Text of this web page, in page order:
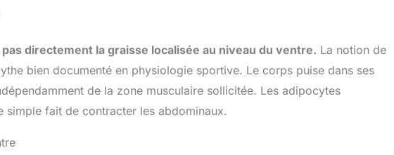
directement la graisse localisée au niveau du ventre. La notion de
bien documenté en physiologie sportive. Le corps puise dans ses
de la zone musculaire sollicitée. Les adipocytes
simple fait de contracter les abdominaux.